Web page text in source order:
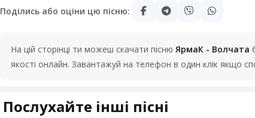
Поділись або оціни цю пісню:
На цій сторінці ти можеш скачати пісню ЯрмаК - Волчата
якості онлайн. Завантажуй на телефон в один клік якщо
Послухайте інші пісні